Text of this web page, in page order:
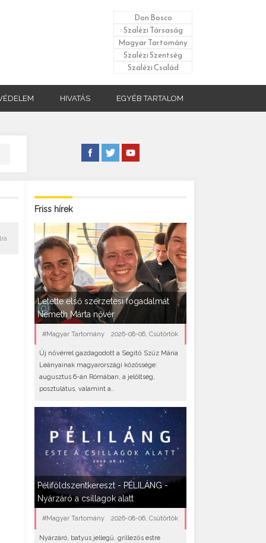
Don Bosco
Szalézi Társaság
Magyar Tartomány
Szalézi Szentség
Szalézi Család
HIVATÁS EGYÉB TARTALOM
Friss hírek
Letette első szerzetesi fogadalmát
Németh Márta nővér
#Magyar Tartomány 2026-08-06, Csütörtök
Új nővérrel gazdagodott a Segítő Szűz Mária
Leányainak magyarországi közössége:
augusztus 6-án Rómában, a jelöltség,
posztulátus, valamint a..
Péliföldszentkereszt - PÉLILÁNG -
Nyárzáró a csillagok alatt
#Magyar Tartomány 2026-08-06, Csütörtök
Nyárzáró, batyus jellegű, grillezős estre